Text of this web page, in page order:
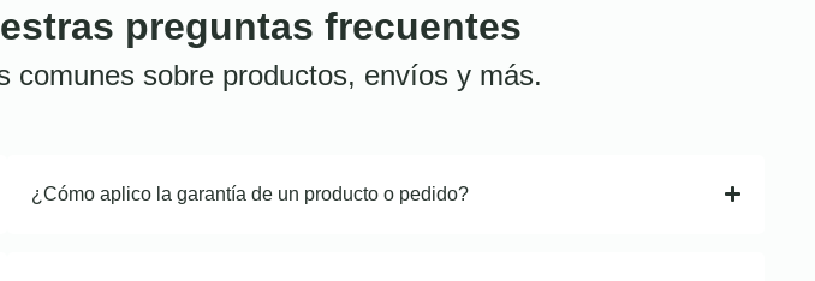
preguntas frecuentes
comunes sobre productos, envíos y más.
¿Cómo aplico la garantía de un producto o pedido?